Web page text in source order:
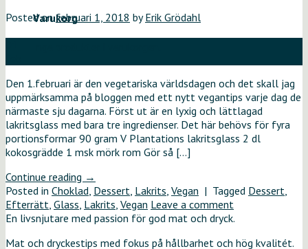
Varukorg
Posted onfebruari 1, 2018 byErik Grödahl
Den 1.februari är den vegetariska världsdagen och det skall jag
uppmärksamma på bloggen med ett nytt vegantips varje dag de
närmaste sju dagarna. Först ut är en lyxig och lättlagad
lakritsglass med bara tre ingredienser. Det här behövs för fyra
portionsformar 90 gram V Plantations lakritsglass 2 dl
kokosgrädde 1 msk mörk rom Gör så […]
Continue reading →
Posted in Choklad, Dessert, Lakrits, Vegan | Tagged Dessert,
Efterrätt, Glass, Lakrits, Vegan Leave a comment
En livsnjutare med passion för god mat och dryck.
Mat och dryckestips med fokus på hållbarhet och hög kvalitét.